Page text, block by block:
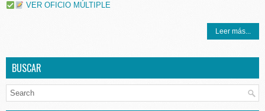
VER OFICIO MÚLTIPLE
Leer más...
BUSCAR